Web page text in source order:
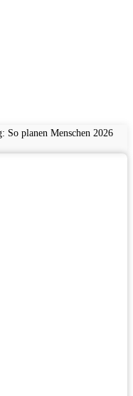
So planen Menschen 2026